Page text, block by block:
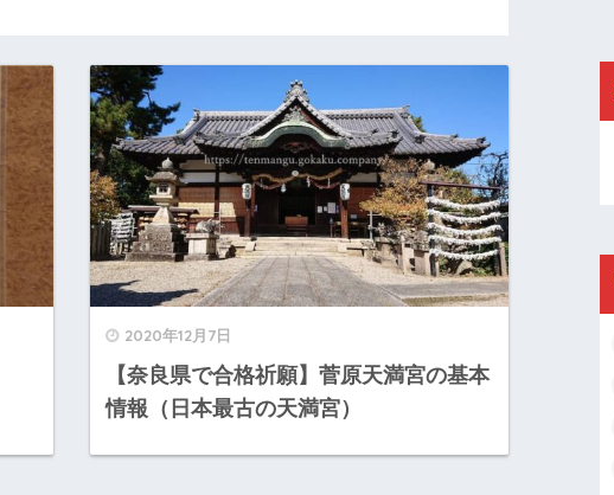
2020年12月7日
【奈良県で合格祈願】菅原天満宮の基本
情報（日本最古の天満宮）